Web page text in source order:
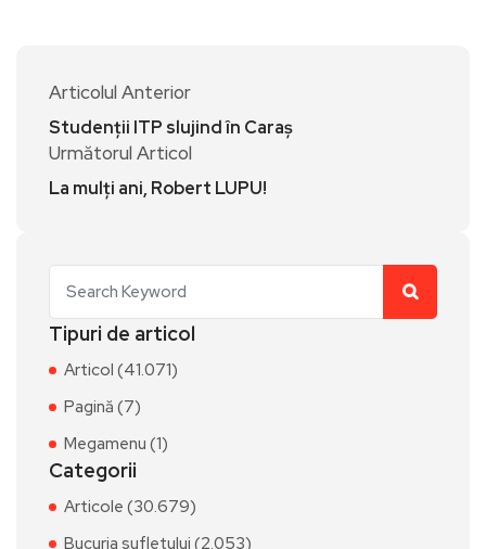
Articolul Anterior
Studenții ITP slujind în Caraș
Următorul Articol
La mulți ani, Robert LUPU!
Tipuri de articol
Articol (41.071)
Pagină (7)
Megamenu (1)
Categorii
Articole (30.679)
Bucuria sufletului (2.053)